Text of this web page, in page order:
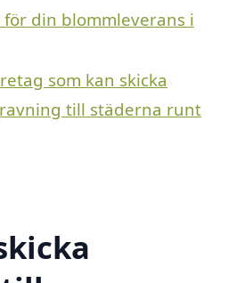
din blommleverans i
som kan skicka
till städerna runt